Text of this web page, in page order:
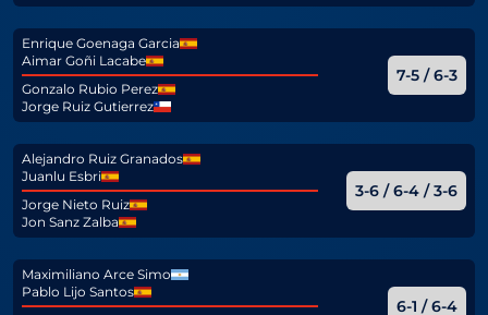
Enrique Goenaga Garcia
Aimar Goñi Lacabe
Gonzalo Rubio Perez
Jorge Ruiz Gutierrez
7-5 / 6-3
Alejandro Ruiz Granados
Juanlu Esbri
Jorge Nieto Ruiz
Jon Sanz Zalba
3-6 / 6-4 / 3-6
Maximiliano Arce Simo
Pablo Lijo Santos
6-1 / 6-4